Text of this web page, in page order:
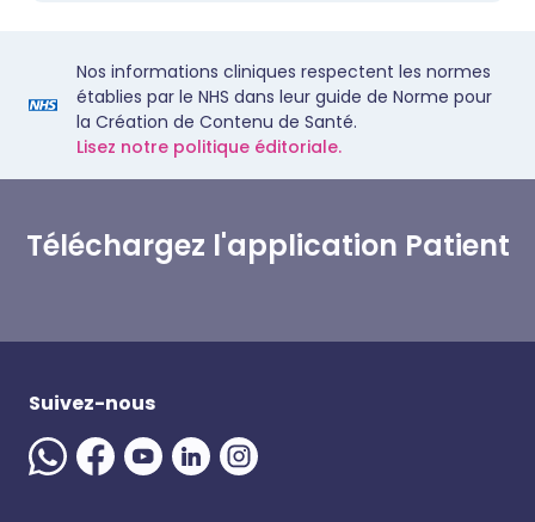
Nos informations cliniques respectent les normes
établies par le NHS dans leur guide de Norme pour
la Création de Contenu de Santé.
Lisez notre politique éditoriale.
Téléchargez l'application Patient
Suivez-nous